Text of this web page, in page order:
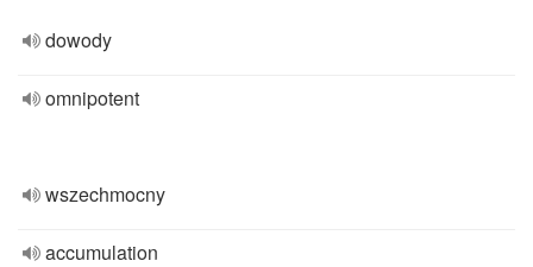
dowody
omnipotent
wszechmocny
accumulation